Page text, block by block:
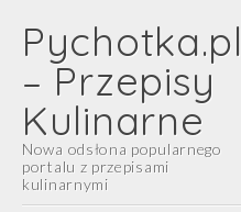
Pychotka.pl
– Przepisy
Kulinarne
Nowa odsłona popularnego
portalu z przepisami
kulinarnymi